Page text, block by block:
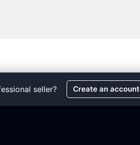
seller? Create an account